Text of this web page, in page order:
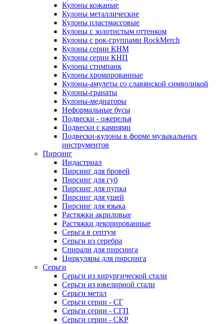
Кулоны кожаные
Кулоны металлические
Кулоны пластмассовые
Кулоны с золотистым оттенком
Кулоны с рок-группами RockMerch
Кулоны серии КНМ
Кулоны серии КНП
Кулоны стимпанк
Кулоны хромированные
Кулоны-амулеты со славянской символикой
Кулоны-гранаты
Кулоны-медиаторы
Неформальные бусы
Подвески - ожерелья
Подвески с камнями
Подвески-кулоны в форме музыкальных
инструментов
Пирсинг
Индастриал
Пирсинг для бровей
Пирсинг для губ
Пирсинг для пупка
Пирсинг для ушей
Пирсинг для языка
Растяжки акриловые
Растяжки декорированные
Серьга в септум
Серьги из серебра
Спирали для пирсинга
Циркуляры для пирсинга
Серьги
Серьги из хирургической стали
Серьги из ювелирной стали
Серьги метал
Серьги серии - СГ
Серьги серии - СГП
Серьги серии - СКР